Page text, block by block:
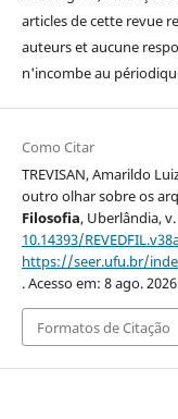
articles de cette revue
auteurs et aucune
n'incombe au
Como Citar
TREVISAN, Amarildo
outro olhar sobre os
Filosofia, Uberlândia, v.
10.14393/
https://seer.ufu.br/
. Acesso em: 8 ago.
Formatos de Citação